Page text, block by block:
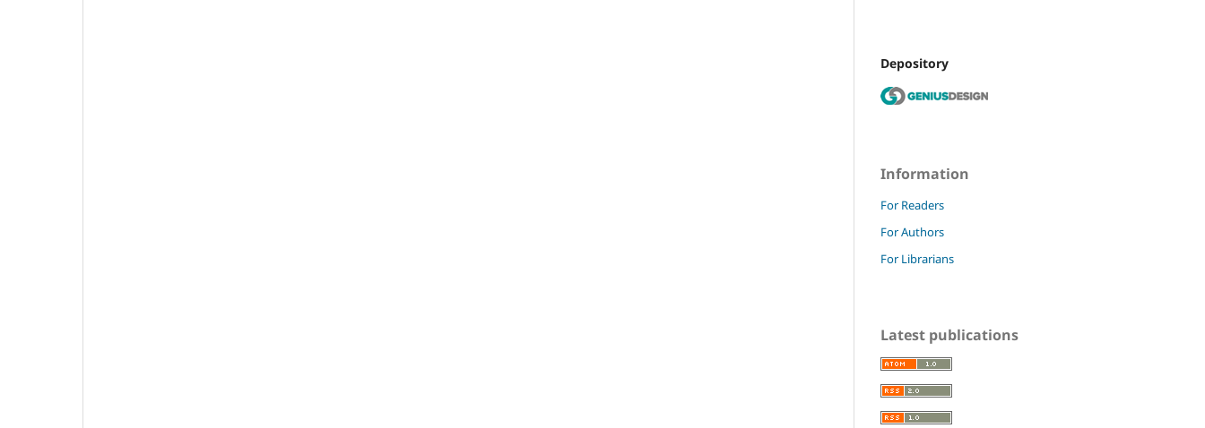
Depository
Information
For Readers
For Authors
For Librarians
Latest publications